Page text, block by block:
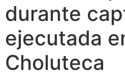
durante
ejecutada
Choluteca